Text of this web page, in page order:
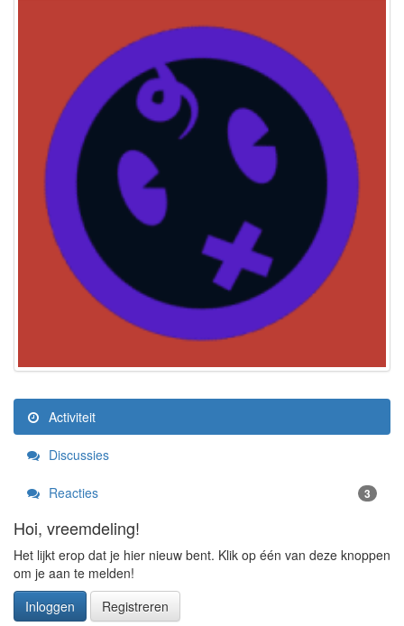
Activiteit
Discussies
Reacties 3
Hoi, vreemdeling!
Het lijkt erop dat je hier nieuw bent. Klik op één van deze knoppen
om je aan te melden!
Inloggen
Registreren